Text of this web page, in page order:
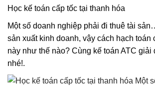
Học kế toán cấp tốc tại thanh hóa
Một số doanh nghiệp phải đi thuê tài
sản xuất kinh doanh, vậy cách hạch toán
này như thế nào? Cùng kế toán ATC giải
nhé!.